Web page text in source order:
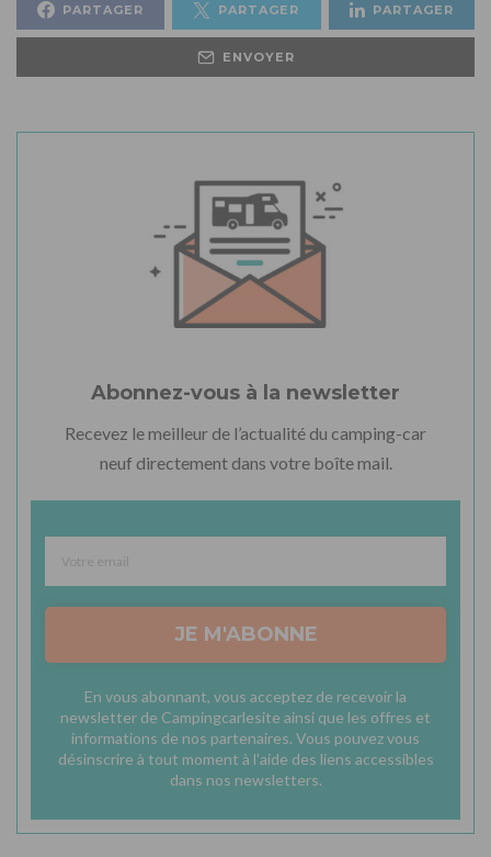
PARTAGER PARTAGER PARTAGER
ENVOYER
Abonnez-vous à la newsletter
Recevez le meilleur de l’actualité du camping-car
neuf directement dans votre boîte mail.
JE M'ABONNE
En vous abonnant, vous acceptez de recevoir la
newsletter de Campingcarlesite ainsi que les offres et
informations de nos partenaires. Vous pouvez vous
désinscrire à tout moment à l'aide des liens accessibles
dans nos newsletters.